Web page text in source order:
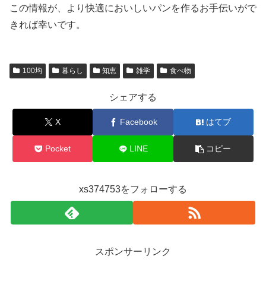
この情報が、より快適においしいパンを作るお手伝いがで
きれば幸いです。
100均 暮らし 知恵 雑学 食べ物
シェアする
X Facebook はてブ
Pocket LINE コピー
xs374753をフォローする
スポンサーリンク